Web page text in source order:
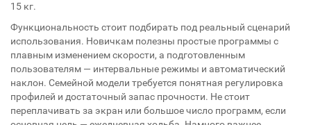
15 кг.
Функциональность стоит подбирать под реальный сценарий
использования. Новичкам полезны простые программы с
плавным изменением скорости, а подготовленным
пользователям — интервальные режимы и автоматический
наклон. Семейной модели требуется понятная регулировка
профилей и достаточный запас прочности. Не стоит
переплачивать за экран или большое число программ, если